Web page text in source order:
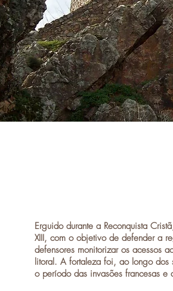
Erguido durante a Reconquista Cristã
XIII, com o objetivo de defender a
defensores monitorizar os acessos
litoral. A fortaleza foi, ao longo dos
o período das invasões francesas e